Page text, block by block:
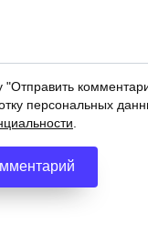
"Отправить
персональных